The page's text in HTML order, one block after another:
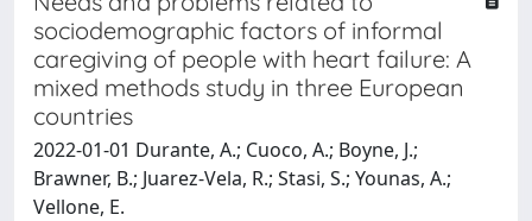
sociodemographic factors of informal
caregiving of people with heart failure: A
mixed methods study in three European
countries
2022-01-01 Durante, A.; Cuoco, A.; Boyne, J.;
Brawner, B.; Juarez-Vela, R.; Stasi, S.; Younas, A.;
Vellone, E.